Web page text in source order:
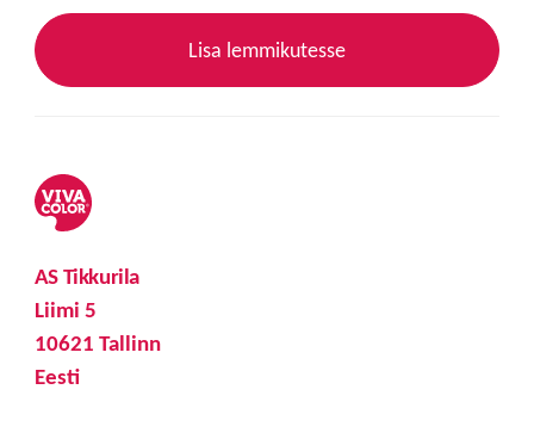
Lisa lemmikutesse
AS Tikkurila
Liimi 5
10621 Tallinn
Eesti